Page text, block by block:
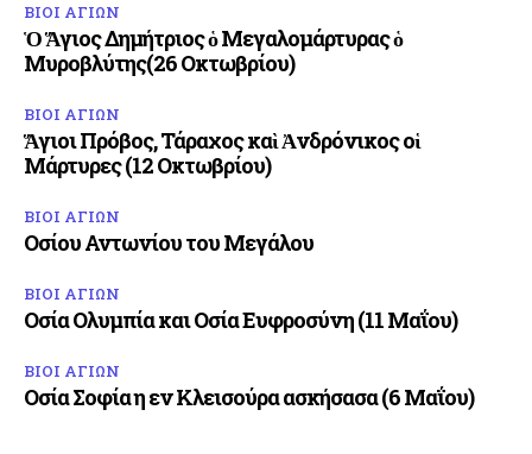
ΒΙΟΙ ΑΓΙΩΝ
Ὁ Ἅγιος Δημήτριος ὁ Μεγαλομάρτυρας ὁ
Μυροβλύτης(26 Οκτωβρίου)
ΒΙΟΙ ΑΓΙΩΝ
Ἅγιοι Πρόβος, Τάραχος καὶ Ἀνδρόνικος οἱ
Μάρτυρες (12 Οκτωβρίου)
ΒΙΟΙ ΑΓΙΩΝ
Οσίου Αντωνίου του Μεγάλου
ΒΙΟΙ ΑΓΙΩΝ
Οσία Ολυμπία και Οσία Ευφροσύνη (11 Μαΐου)
ΒΙΟΙ ΑΓΙΩΝ
Οσία Σοφία η εν Κλεισούρα ασκήσασα (6 Μαΐου)